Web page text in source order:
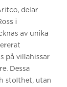
delar
i
av unika
på villahissar
Dessa
stolthet, utan